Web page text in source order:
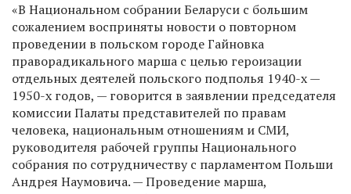
«В Национальном собрании Беларуси с большим
сожалением восприняты новости о повторном
проведении в польском городе Гайновка
праворадикального марша с целью героизации
отдельных деятелей польского подполья 1940-х —
1950-х годов, — говорится в заявлении председателя
комиссии Палаты представителей по правам
человека, национальным отношениям и СМИ,
руководителя рабочей группы Национального
собрания по сотрудничеству с парламентом Польши
Андрея Наумовича. — Проведение марша,